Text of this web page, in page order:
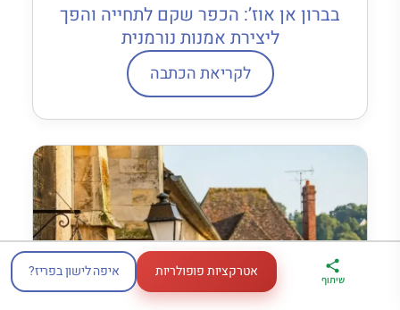
בברון אן אוז’: הכפר שקם לתחייה והפך
ליצירת אמנות נורמנית
לקריאת הכתבה
ארגז הכלים שלי
לטיול בצרפת
מדריך פריז
במתנה
דברו
איתי בווטסאפ
שיתוף אטרקציות פופולריות איפה לישון בפריז?